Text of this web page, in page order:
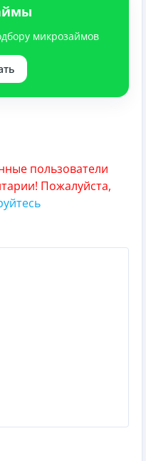
микрозаймов
пользователи
Пожалуйста,